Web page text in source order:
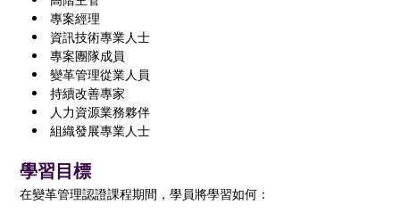
專案經理
資訊技術專業人士
專案團隊成員
變革管理從業人員
持續改善專家
人力資源業務夥伴
組織發展專業人士
學習目標
在變革管理認證課程期間，學員將學習如何：